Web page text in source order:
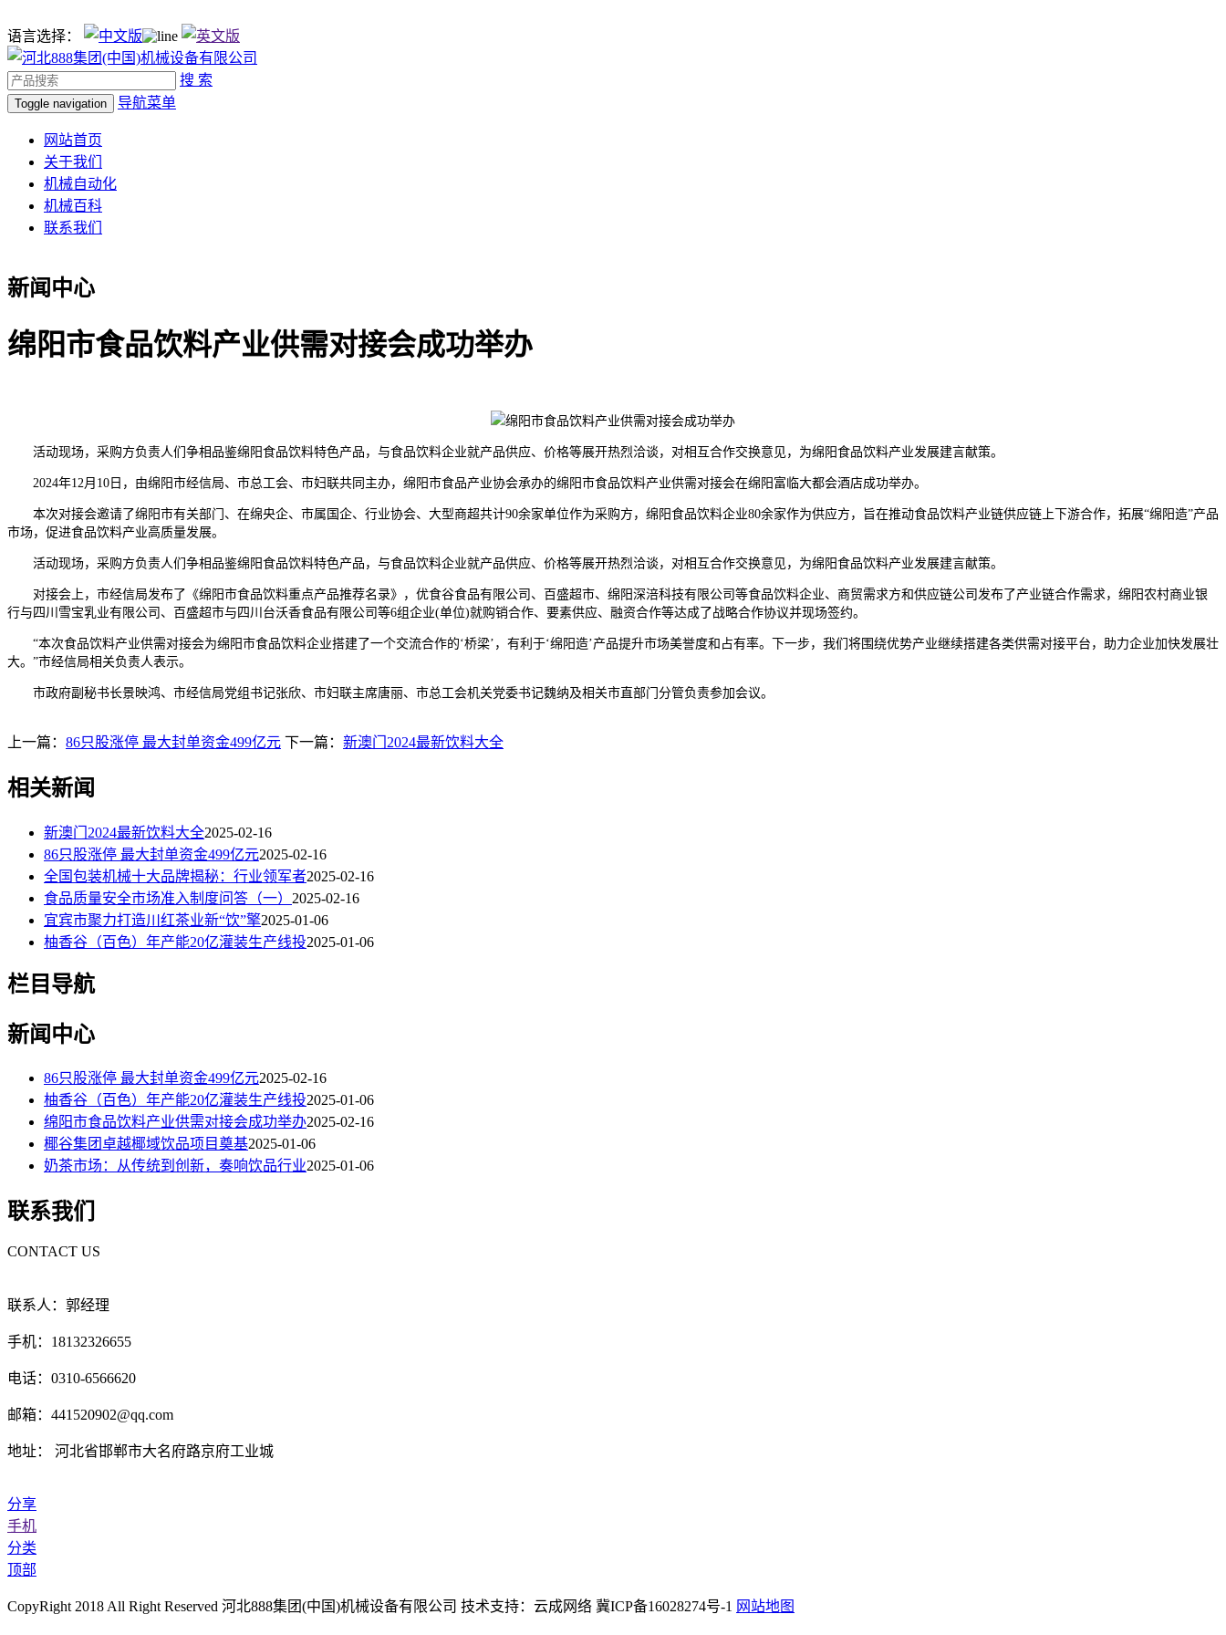
语言选择：
搜 索
Toggle navigation 导航菜单
网站首页
关于我们
机械自动化
机械百科
联系我们
新闻中心
绵阳市食品饮料产业供需对接会成功举办
活动现场，采购方负责人们争相品鉴绵阳食品饮料特色产品，与食品饮料企业就产品供应、价格等展开热烈洽谈，对相互合作交换意见，为绵阳食品饮料产业发展建言献策。
2024年12月10日，由绵阳市经信局、市总工会、市妇联共同主办，绵阳市食品产业协会承办的绵阳市食品饮料产业供需对接会在绵阳富临大都会酒店成功举办。
本次对接会邀请了绵阳市有关部门、在绵央企、市属国企、行业协会、大型商超共计90余家单位作为采购方，绵阳食品饮料企业80余家作为供应方，旨在推动食品饮料产业链供应链上下游合作，拓展“绵阳造”产品
市场，促进食品饮料产业高质量发展。
活动现场，采购方负责人们争相品鉴绵阳食品饮料特色产品，与食品饮料企业就产品供应、价格等展开热烈洽谈，对相互合作交换意见，为绵阳食品饮料产业发展建言献策。
对接会上，市经信局发布了《绵阳市食品饮料重点产品推荐名录》，优食谷食品有限公司、百盛超市、绵阳深涪科技有限公司等食品饮料企业、商贸需求方和供应链公司发布了产业链合作需求，绵阳农村商业银
行与四川雪宝乳业有限公司、百盛超市与四川台沃香食品有限公司等6组企业(单位)就购销合作、要素供应、融资合作等达成了战略合作协议并现场签约。
“本次食品饮料产业供需对接会为绵阳市食品饮料企业搭建了一个交流合作的‘桥梁’，有利于‘绵阳造’产品提升市场美誉度和占有率。下一步，我们将围绕优势产业继续搭建各类供需对接平台，助力企业加快发展壮
大。”市经信局相关负责人表示。
市政府副秘书长景映鸿、市经信局党组书记张欣、市妇联主席唐丽、市总工会机关党委书记魏纳及相关市直部门分管负责参加会议。
上一篇： 86只股涨停 最大封单资金499亿元 下一篇： 新澳门2024最新饮料大全
相关新闻
新澳门2024最新饮料大全2025-02-16
86只股涨停 最大封单资金499亿元2025-02-16
全国包装机械十大品牌揭秘：行业领军者2025-02-16
食品质量安全市场准入制度问答（一） 2025-02-16
宜宾市聚力打造川红茶业新“饮”擎2025-01-06
柚香谷（百色）年产能20亿灌装生产线投2025-01-06
栏目导航
新闻中心
86只股涨停 最大封单资金499亿元2025-02-16
柚香谷（百色）年产能20亿灌装生产线投2025-01-06
绵阳市食品饮料产业供需对接会成功举办2025-02-16
椰谷集团卓越椰域饮品项目奠基2025-01-06
奶茶市场：从传统到创新，奏响饮品行业2025-01-06
联系我们
CONTACT US
联系人：郭经理
手机：18132326655
电话：0310-6566620
邮箱：441520902@qq.com
地址： 河北省邯郸市大名府路京府工业城
分享
手机
分类
顶部
CopyRight 2018 All Right Reserved 河北888集团(中国)机械设备有限公司 技术支持：云成网络 冀ICP备16028274号-1 网站地图